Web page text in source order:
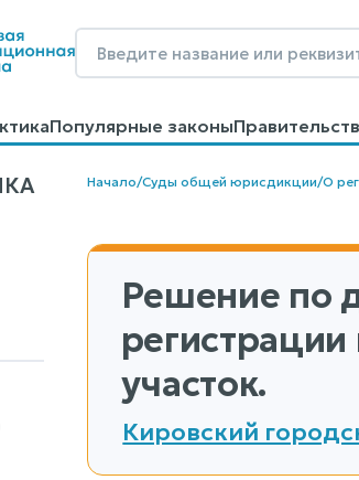
Популярные законы
материалыОбразцы договоров
Начало/Суды общей юрисдикции/О
Решение по
участок.
Кировский